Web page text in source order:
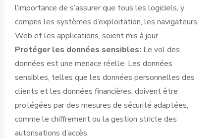
l’importance de s’assurer que tous les logiciels, y
compris les systèmes d’exploitation, les navigateurs
Web et les applications, soient mis à jour.
Protéger les données sensibles: Le vol des
données est une menace réelle. Les données
sensibles, telles que les données personnelles des
clients et les données financières, doivent être
protégées par des mesures de sécurité adaptées,
comme le chiffrement ou la gestion stricte des
autorisations d’accès.